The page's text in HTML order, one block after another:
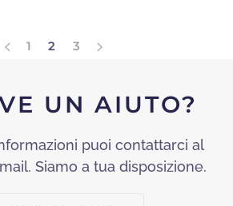
1 2 3
UN AIUTO?
puoi contattarci al
Siamo a tua disposizione.